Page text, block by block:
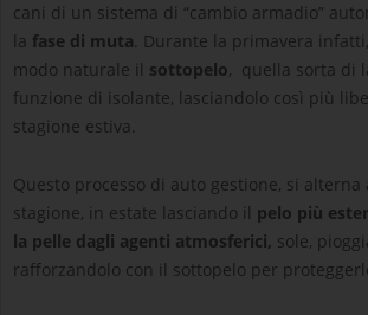
cani di un sistema di “cambio armadio”
la fase di muta. Durante la primavera
modo naturale il sottopelo, quella sorta di
funzione di isolante, lasciandolo così più
stagione estiva.
Questo processo di auto gestione, si alterna
stagione, in estate lasciando il pelo più
la pelle dagli agenti atmosferici, sole,
rafforzandolo con il sottopelo per